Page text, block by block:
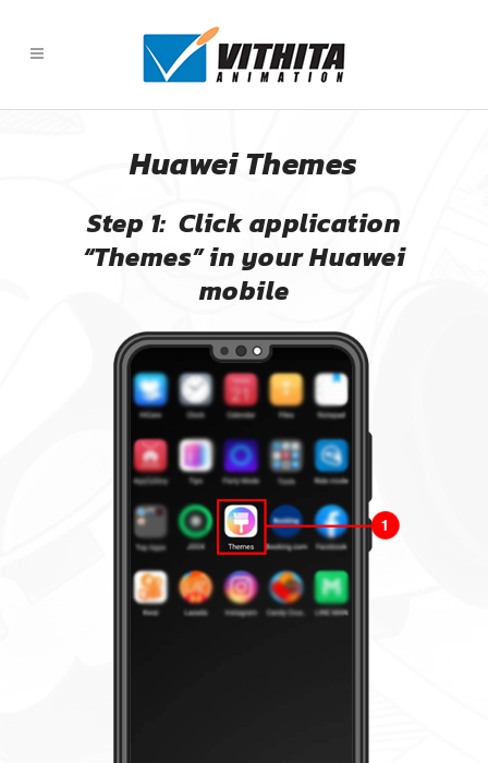
Huawei Themes
Step 1: Click application
“Themes” in your Huawei
mobile